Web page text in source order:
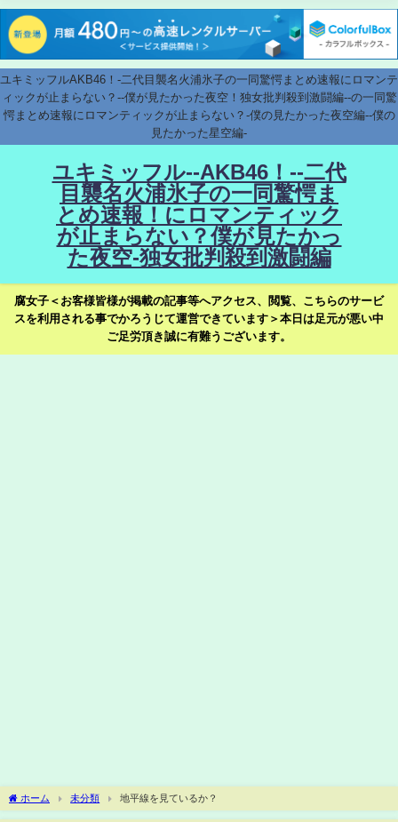
ユキミッフルAKB46！-二代目襲名火浦氷子の一同驚愕まとめ速報にロマンテ
ィックが止まらない？--僕が見たかった夜空！独女批判殺到激闘編--の一同驚
愕まとめ速報にロマンティックが止まらない？-僕の見たかった夜空編--僕の
見たかった星空編-
ユキミッフル--AKB46！--二代
目襲名火浦氷子の一同驚愕ま
とめ速報！にロマンティック
が止まらない？僕が見たかっ
た夜空-独女批判殺到激闘編
腐女子＜お客様皆様が掲載の記事等へアクセス、閲覧、こちらのサービ
スを利用される事でかろうじて運営できています＞本日は足元が悪い中
ご足労頂き誠に有難うございます。
ホーム 未分類 地平線を見ているか？